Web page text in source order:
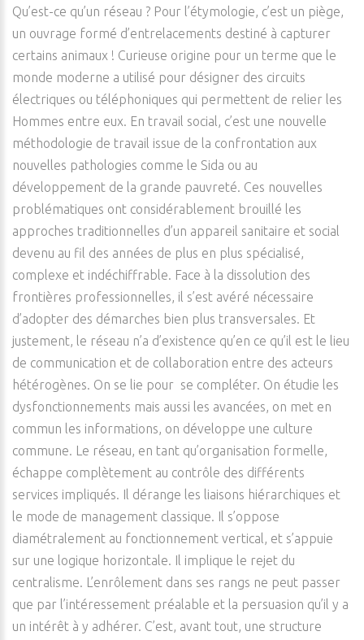
Qu’est-ce qu’un réseau ? Pour l’étymologie, c’est un piège,
un ouvrage formé d’entrelacements destiné à capturer
certains animaux ! Curieuse origine pour un terme que le
monde moderne a utilisé pour désigner des circuits
électriques ou téléphoniques qui permettent de relier les
Hommes entre eux. En travail social, c’est une nouvelle
méthodologie de travail issue de la confrontation aux
nouvelles pathologies comme le Sida ou au
développement de la grande pauvreté. Ces nouvelles
problématiques ont considérablement brouillé les
approches traditionnelles d’un appareil sanitaire et social
devenu au fil des années de plus en plus spécialisé,
complexe et indéchiffrable. Face à la dissolution des
frontières professionnelles, il s’est avéré nécessaire
d’adopter des démarches bien plus transversales. Et
justement, le réseau n’a d’existence qu’en ce qu’il est le lieu
de communication et de collaboration entre des acteurs
hétérogènes. On se lie pour se compléter. On étudie les
dysfonctionnements mais aussi les avancées, on met en
commun les informations, on développe une culture
commune. Le réseau, en tant qu’organisation formelle,
échappe complètement au contrôle des différents
services impliqués. Il dérange les liaisons hiérarchiques et
le mode de management classique. Il s’oppose
diamétralement au fonctionnement vertical, et s’appuie
sur une logique horizontale. Il implique le rejet du
centralisme. L’enrôlement dans ses rangs ne peut passer
que par l’intéressement préalable et la persuasion qu’il y a
un intérêt à y adhérer. C’est, avant tout, une structure